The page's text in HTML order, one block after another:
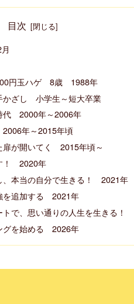
目次
円玉ハゲ 8歳 1988年
かざし 小学生～短大卒業
代 2000年～2006年
年～2015年頃
扉が開いてく 2015年頃～
！ 2020年
、本当の自分で生きる！ 2021年
を追加する 2021年
トで、思い通りの人生を生きる！
グを始める 2026年